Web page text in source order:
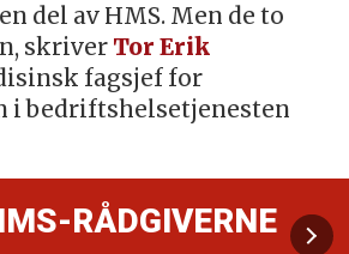
del av HMS. Men de to
skriver Tor Erik
fagsjef for
i bedriftshelsetjenesten
RÅDGIVERNE